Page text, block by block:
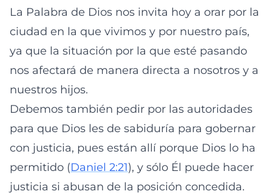
La Palabra de Dios nos invita hoy a orar por la
ciudad en la que vivimos y por nuestro país,
ya que la situación por la que esté pasando
nos afectará de manera directa a nosotros y a
nuestros hijos.
Debemos también pedir por las autoridades
para que Dios les de sabiduría para gobernar
con justicia, pues están allí porque Dios lo ha
permitido (Daniel 2:21), y sólo Él puede hacer
justicia si abusan de la posición concedida.